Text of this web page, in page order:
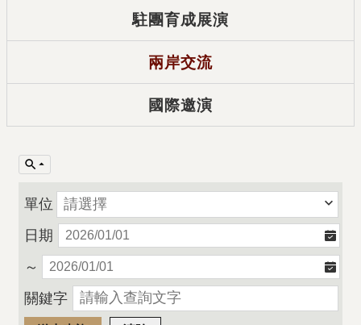
駐團育成展演
兩岸交流
國際邀演
單位
日期
～
關鍵字